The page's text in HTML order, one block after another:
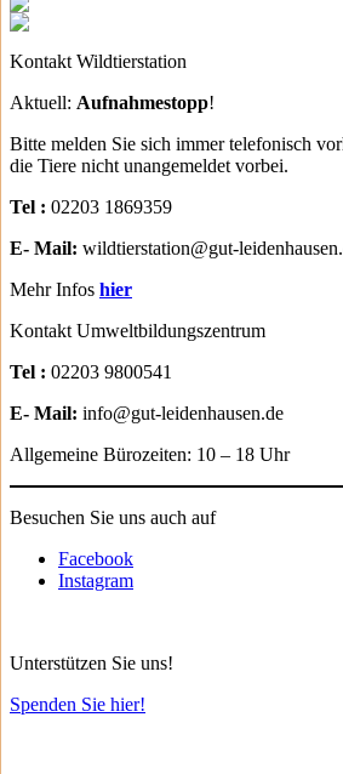
Kontakt Wildtierstation
Aktuell: Aufnahmestopp!
Bitte melden Sie sich immer telefonisch
die Tiere nicht unangemeldet vorbei.
Tel : 02203 1869359
E- Mail: wildtierstation@gut-
Mehr Infos hier
Kontakt Umweltbildungszentrum
Tel : 02203 9800541
E- Mail: info@gut-leidenhausen.de
Allgemeine Bürozeiten: 10 – 18 Uhr
Besuchen Sie uns auch auf
Facebook
Instagram
Unterstützen Sie uns!
Spenden Sie hier!